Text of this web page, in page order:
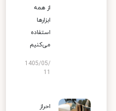
از همه
ابزارها
استفاده
می‌کنیم
1405/05/
احراز